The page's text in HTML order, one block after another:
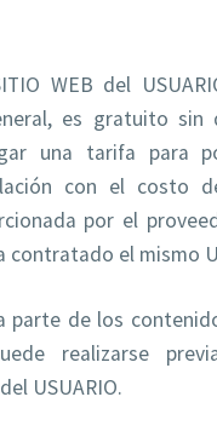
WEB del
es gratuito sin
una tarifa para
con el costo
por el
contratado el mismo
parte de los
realizarse
USUARIO.